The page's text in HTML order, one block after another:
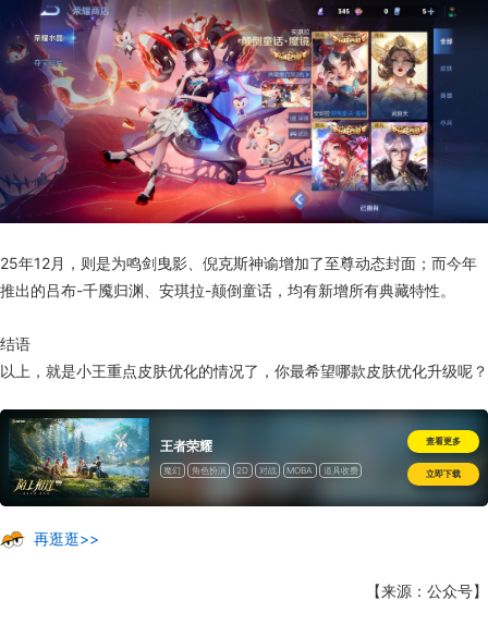
25年12月，则是为鸣剑曳影、倪克斯神谕增加了至尊动态封面；而今年
推出的吕布-千魇归渊、安琪拉-颠倒童话，均有新增所有典藏特性。
结语
以上，就是小王重点皮肤优化的情况了，你最希望哪款皮肤优化升级呢？
王者荣耀
魔幻 角色扮演 2D 对战 MOBA 道具收费
查看更多
立即下载
再逛逛>>
【来源：公众号】